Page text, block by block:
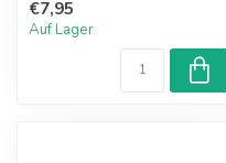
€7,95
Auf Lager